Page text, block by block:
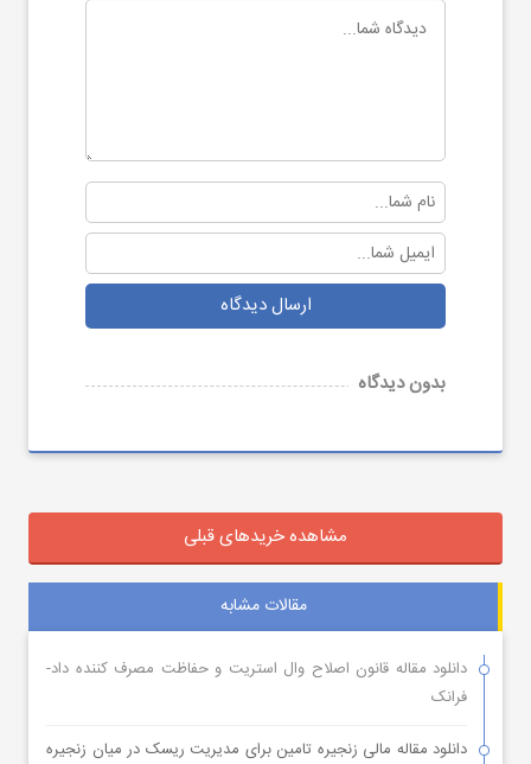
ارسال دیدگاه
بدون دیدگاه
مشاهده خریدهای قبلی
مقالات مشابه
دانلود مقاله قانون اصلاح وال استریت و حفاظت مصرف کننده داد-
فرانک
دانلود مقاله مالی زنجیره تامین برای مدیریت ریسک در میان زنجیره